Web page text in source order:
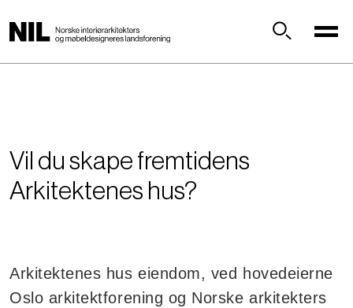
p
Vil du skape fremtidens
Arkitektenes hus?
Arkitektenes hus eiendom, ved hovedeierne
Oslo arkitektforening og Norske arkitekters